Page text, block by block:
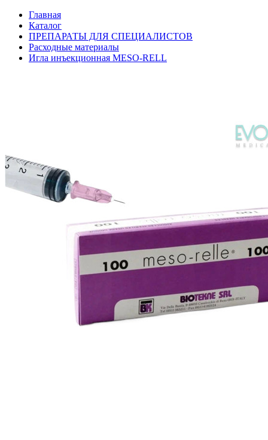
Главная
Каталог
ПРЕПАРАТЫ ДЛЯ СПЕЦИАЛИСТОВ
Расходные материалы
Игла инъекционная MESO-RELL